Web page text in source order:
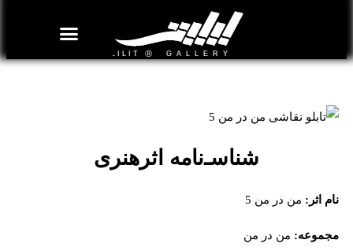
شناسـ‌نامه اثرهنری
نام اثر: من‌‌‌ در من 5
مجموعه: من‌‌‌ در من